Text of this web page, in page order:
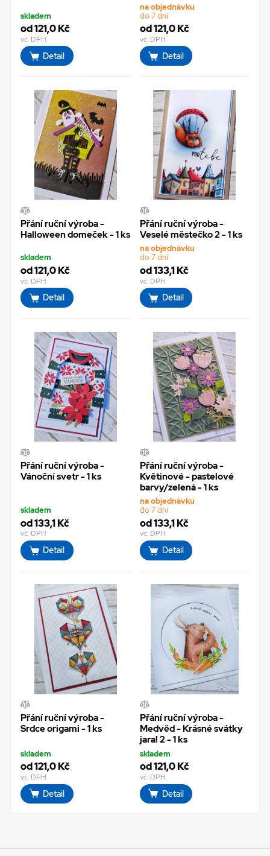
skladem
od 121,0 Kč
vč. DPH
Detail
na objednávku
do 7 dní
od 121,0 Kč
vč. DPH
Detail
Přání ruční výroba -
Halloween domeček - 1 ks
skladem
od 121,0 Kč
vč. DPH
Detail
Přání ruční výroba -
Veselé městečko 2 - 1 ks
na objednávku
do 7 dní
od 133,1 Kč
vč. DPH
Detail
Přání ruční výroba -
Vánoční svetr - 1 ks
skladem
od 133,1 Kč
vč. DPH
Detail
Přání ruční výroba -
Květinové - pastelové
barvy/zelená - 1 ks
na objednávku
do 7 dní
od 133,1 Kč
vč. DPH
Detail
Přání ruční výroba -
Srdce origami - 1 ks
skladem
od 121,0 Kč
vč. DPH
Detail
Přání ruční výroba -
Medvěd - Krásné svátky
jara! 2 - 1 ks
skladem
od 121,0 Kč
vč. DPH
Detail